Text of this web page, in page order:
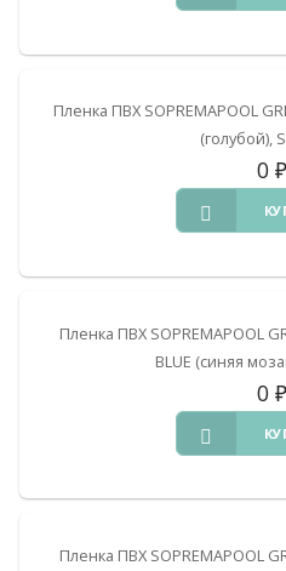
Пленка ПВХ SOPREMAPOOL
(голубой),
0 ₽
Пленка ПВХ SOPREMAPOOL
BLUE (синяя
0 ₽
Пленка ПВХ SOPREMAPOOL